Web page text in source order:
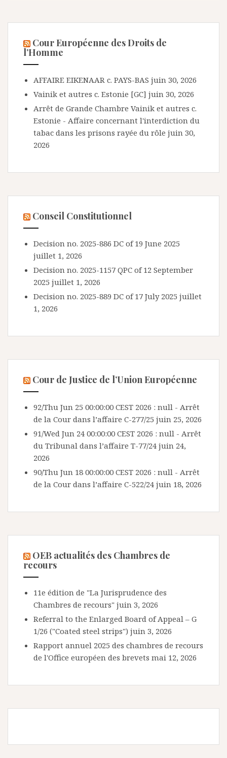
Cour Européenne des Droits de
l’Homme
AFFAIRE EIKENAAR c. PAYS-BAS juin 30, 2026
Vainik et autres c. Estonie [GC] juin 30, 2026
Arrêt de Grande Chambre Vainik et autres c.
Estonie - Affaire concernant l'interdiction du
tabac dans les prisons rayée du rôle juin 30,
2026
Conseil Constitutionnel
Decision no. 2025-886 DC of 19 June 2025
juillet 1, 2026
Decision no. 2025-1157 QPC of 12 September
2025 juillet 1, 2026
Decision no. 2025-889 DC of 17 July 2025 juillet
1, 2026
Cour de Justice de l’Union Européenne
92/Thu Jun 25 00:00:00 CEST 2026 : null - Arrêt
de la Cour dans l’affaire C-277/25 juin 25, 2026
91/Wed Jun 24 00:00:00 CEST 2026 : null - Arrêt
du Tribunal dans l’affaire T-77/24 juin 24,
2026
90/Thu Jun 18 00:00:00 CEST 2026 : null - Arrêt
de la Cour dans l’affaire C-522/24 juin 18, 2026
OEB actualités des Chambres de
recours
11e édition de "La Jurisprudence des
Chambres de recours" juin 3, 2026
Referral to the Enlarged Board of Appeal – G
1/26 ("Coated steel strips") juin 3, 2026
Rapport annuel 2025 des chambres de recours
de l'Office européen des brevets mai 12, 2026